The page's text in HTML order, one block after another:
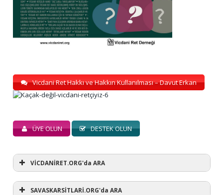
Vicdani Ret Hakkı ve Hakkın Kullanılması – Davut Erkan
ÜYE OLUN DESTEK OLUN
VİCDANİRET.ORG'da ARA
SAVASKARSİTLARİ.ORG'da ARA